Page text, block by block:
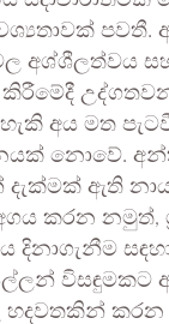
පවතී.
අශ්ශීලත්වය
අය මත
නොවේ.
දැක්මක් ඇති
කරන නමුත්,
දිනාගැනීම
විසඳුමකට
හදවතකින් කරන